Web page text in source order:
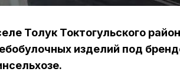
Толук Токтогульского
изделий под